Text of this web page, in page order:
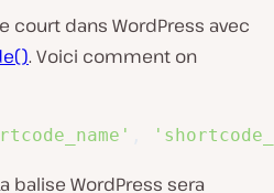
court dans WordPress avec
. Voici comment on
balise WordPress sera